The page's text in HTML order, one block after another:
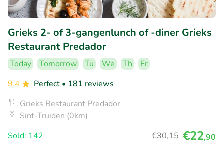
Grieks 2- of 3-gangenlunch of -diner Grieks
Restaurant Predador
Today Tomorrow Tu We Th
Fr
9.4
Perfect • 181 reviews
Grieks Restaurant Predador
Sint-Truiden (0km)
Sold: 142
€30,15 €22,90